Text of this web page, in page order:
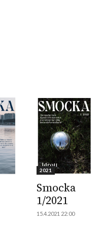
2021
Smocka
1/2021
15.4.2021 22:00